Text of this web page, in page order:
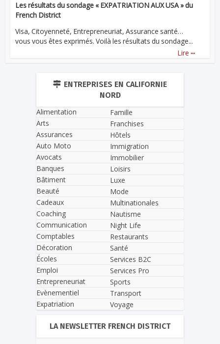
Les résultats du sondage « EXPATRIATION AUX USA » du
French District
Visa, Citoyenneté, Entrepreneuriat, Assurance santé…
vous vous êtes exprimés. Voilà les résultats du sondage...
Lire ...
ENTREPRISES EN CALIFORNIE
NORD
Alimentation
Arts
Assurances
Auto Moto
Avocats
Banques
Bâtiment
Beauté
Cadeaux
Coaching
Communication
Comptables
Décoration
Écoles
Emploi
Entrepreneuriat
Evènementiel
Expatriation
Famille
Franchises
Hôtels
Immigration
Immobilier
Loisirs
Luxe
Mode
Multinationales
Nautisme
Night Life
Restaurants
Santé
Services B2C
Services Pro
Sports
Transport
Voyage
LA NEWSLETTER FRENCH DISTRICT